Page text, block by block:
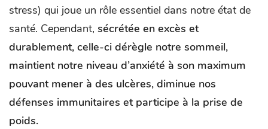
stress) qui joue un rôle essentiel dans notre état de
santé. Cependant, sécrétée en excès et
durablement, celle-ci dérègle notre sommeil,
maintient notre niveau d’anxiété à son maximum
pouvant mener à des ulcères, diminue nos
défenses immunitaires et participe à la prise de
poids.